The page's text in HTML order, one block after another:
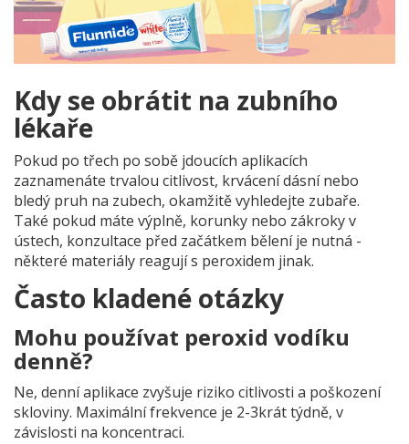
Kdy se obrátit na zubního
lékaře
Pokud po třech po sobě jdoucích aplikacích
zaznamenáte trvalou citlivost, krvácení dásní nebo
bledý pruh na zubech, okamžitě vyhledejte zubaře.
Také pokud máte výplně, korunky nebo zákroky v
ústech, konzultace před začátkem bělení je nutná -
některé materiály reagují s peroxidem jinak.
Často kladené otázky
Mohu používat peroxid vodíku
denně?
Ne, denní aplikace zvyšuje riziko citlivosti a poškození
skloviny. Maximální frekvence je 2-3krát týdně, v
závislosti na koncentraci.